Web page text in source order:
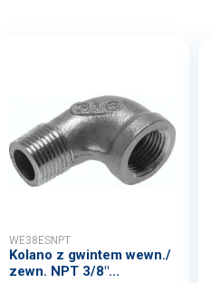
WE38ESNPT
Kolano z gwintem wewn./
zewn. NPT 3/8"...